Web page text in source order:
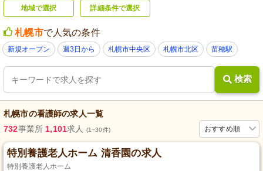
地域で選択 詳細条件で選択
札幌市で人気の条件
新規オープン 週3日から 札幌市中央区 札幌市北区 苗穂駅
検索
札幌市の看護師の求人一覧
おすすめ順
732事業所 1,101求人 (1~30件)
特別養護老人ホーム 清香園の求人
特別養護老人ホーム